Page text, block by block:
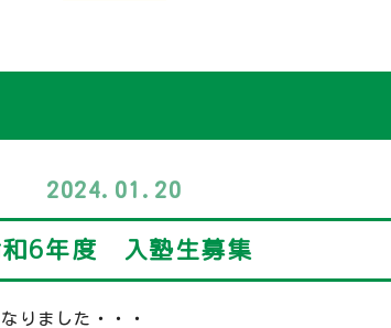
2024.01.20
6年度 入塾生募集
りました・・・